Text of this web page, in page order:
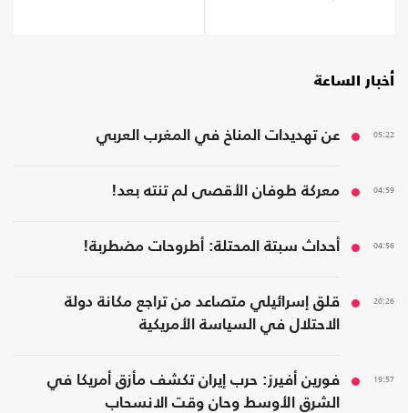
أخبار الساعة
05:22 عن تهديدات المناخ في المغرب العربي
04:59 معركة طوفان الأقصى لم تنته بعد!
04:56 أحداث سبتة المحتلة: أطروحات مضطربة!
20:26
قلق إسرائيلي متصاعد من تراجع مكانة دولة
الاحتلال في السياسة الأمريكية
19:57
فورين أفيرز: حرب إيران تكشف مأزق أمريكا في
الشرق الأوسط وحان وقت الانسحاب